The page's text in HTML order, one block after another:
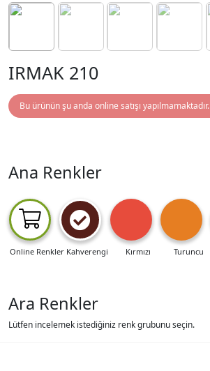
IRMAK 210
Bu ürünün şu anda online satışı yapılmamaktadır.
Ana Renkler
Online Renkler Kahverengi Kırmızı Turuncu
Ara Renkler
Lütfen incelemek istediğiniz renk grubunu seçin.